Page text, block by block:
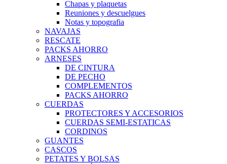
Chapas y plaquetas
Reuniones y descuelgues
Notas y topografia
NAVAJAS
RESCATE
PACKS AHORRO
ARNESES
DE CINTURA
DE PECHO
COMPLEMENTOS
PACKS AHORRO
CUERDAS
PROTECTORES Y ACCESORIOS
CUERDAS SEMI-ESTATICAS
CORDINOS
GUANTES
CASCOS
PETATES Y BOLSAS